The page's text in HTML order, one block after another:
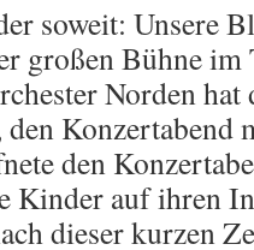
soweit: Unsere
großen Bühne im
Norden
Konzertabend
den
Kinder auf ihren
dieser kurzen